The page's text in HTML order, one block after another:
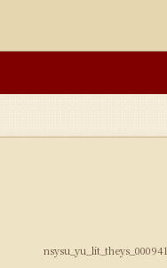
nsysu_yu_lit_theys_000941